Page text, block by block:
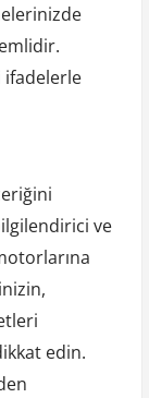
ifadelerle
ve
edin.